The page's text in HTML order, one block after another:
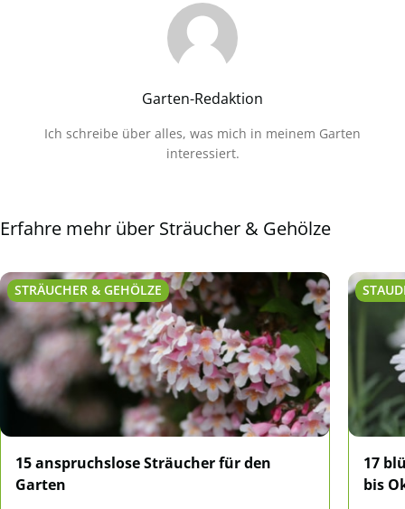
Garten-Redaktion
Ich schreibe über alles, was mich in meinem Garten
interessiert.
Erfahre mehr über Sträucher & Gehölze
STRÄUCHER & GEHÖLZE
15 anspruchslose Sträucher für den
Garten
17
bis